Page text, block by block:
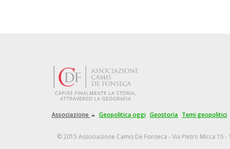
Associazione Geopolitica oggi Geostoria Temi geopolitici
© 2015 Associazione Camis De Fonseca - Via Pietro Micca 15